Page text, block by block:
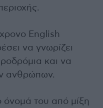
English
να γνωρίζει
και να
ανθρώπων.
όνομά του από μίξη